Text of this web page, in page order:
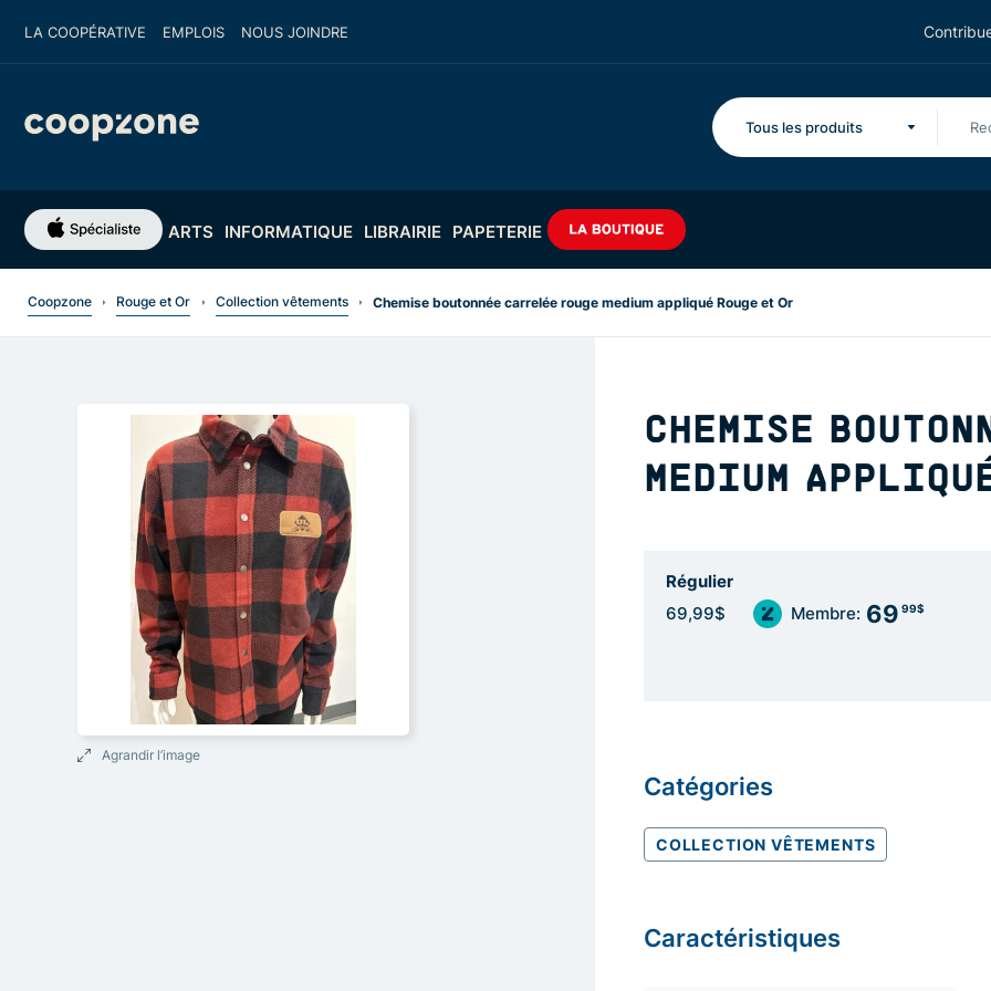
LA COOPÉRATIVE EMPLOIS NOUS JOINDRE
Tous les produits
ARTS INFORMATIQUE LIBRAIRIE PAPETERIE
Coopzone Rouge et Or Collection vêtements Chemise boutonnée carrelée rouge medium appliqué Rouge et Or
Agrandir l’image
CHEMISE
MEDIUM
Régulier
69,99$ Membre: 69 99$
Catégories
COLLECTION VÊTEMENTS
Caractéristiques